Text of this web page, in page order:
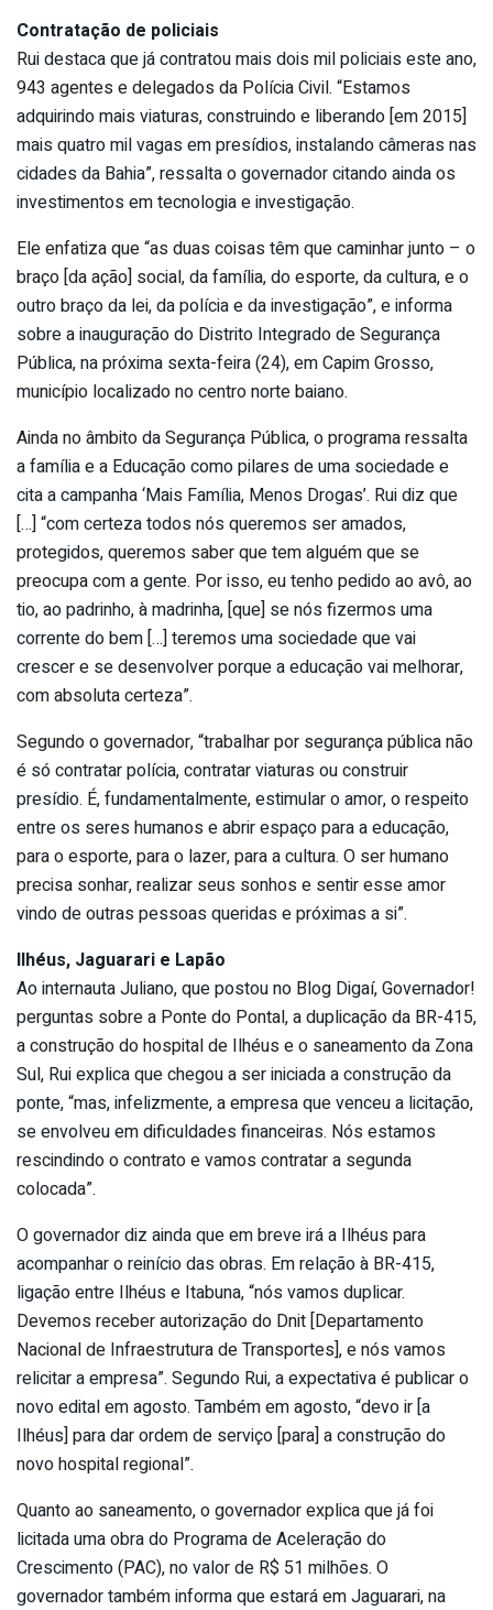
Contratação de policiais
Rui destaca que já contratou mais dois mil policiais este ano,
943 agentes e delegados da Polícia Civil. “Estamos
adquirindo mais viaturas, construindo e liberando [em 2015]
mais quatro mil vagas em presídios, instalando câmeras nas
cidades da Bahia”, ressalta o governador citando ainda os
investimentos em tecnologia e investigação.
Ele enfatiza que “as duas coisas têm que caminhar junto – o
braço [da ação] social, da família, do esporte, da cultura, e o
outro braço da lei, da polícia e da investigação”, e informa
sobre a inauguração do Distrito Integrado de Segurança
Pública, na próxima sexta-feira (24), em Capim Grosso,
município localizado no centro norte baiano.
Ainda no âmbito da Segurança Pública, o programa ressalta
a família e a Educação como pilares de uma sociedade e
cita a campanha ‘Mais Família, Menos Drogas’. Rui diz que
[…] “com certeza todos nós queremos ser amados,
protegidos, queremos saber que tem alguém que se
preocupa com a gente. Por isso, eu tenho pedido ao avô, ao
tio, ao padrinho, à madrinha, [que] se nós fizermos uma
corrente do bem […] teremos uma sociedade que vai
crescer e se desenvolver porque a educação vai melhorar,
com absoluta certeza”.
Segundo o governador, “trabalhar por segurança pública não
é só contratar polícia, contratar viaturas ou construir
presídio. É, fundamentalmente, estimular o amor, o respeito
entre os seres humanos e abrir espaço para a educação,
para o esporte, para o lazer, para a cultura. O ser humano
precisa sonhar, realizar seus sonhos e sentir esse amor
vindo de outras pessoas queridas e próximas a si”.
Ilhéus, Jaguarari e Lapão
Ao internauta Juliano, que postou no Blog Digaí, Governador!
perguntas sobre a Ponte do Pontal, a duplicação da BR-415,
a construção do hospital de Ilhéus e o saneamento da Zona
Sul, Rui explica que chegou a ser iniciada a construção da
ponte, “mas, infelizmente, a empresa que venceu a licitação,
se envolveu em dificuldades financeiras. Nós estamos
rescindindo o contrato e vamos contratar a segunda
colocada”.
O governador diz ainda que em breve irá a Ilhéus para
acompanhar o reinício das obras. Em relação à BR-415,
ligação entre Ilhéus e Itabuna, “nós vamos duplicar.
Devemos receber autorização do Dnit [Departamento
Nacional de Infraestrutura de Transportes], e nós vamos
relicitar a empresa”. Segundo Rui, a expectativa é publicar o
novo edital em agosto. Também em agosto, “devo ir [a
Ilhéus] para dar ordem de serviço [para] a construção do
novo hospital regional”.
Quanto ao saneamento, o governador explica que já foi
licitada uma obra do Programa de Aceleração do
Crescimento (PAC), no valor de R$ 51 milhões. O
governador também informa que estará em Jaguarari, na